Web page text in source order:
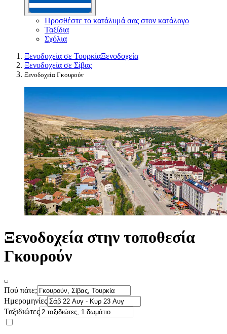
Προσθέστε το κατάλυμά σας στον κατάλογο
Ταξίδια
Σχόλια
Ξενοδοχεία σε ΤουρκίαΞενοδοχεία
Ξενοδοχεία σε Σίβας
Ξενοδοχεία Γκουρούν
Ξενοδοχεία στην τοποθεσία
Γκουρούν
Πού πάτε;
Ημερομηνίες
Ταξιδιώτες